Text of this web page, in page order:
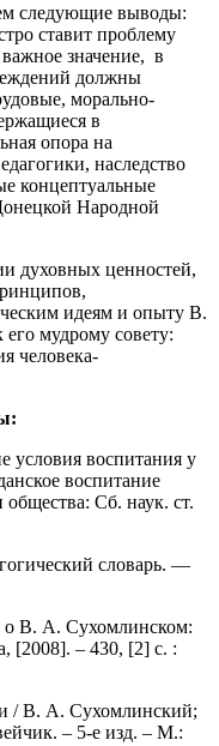
следующие выводы:
ставит проблему
значение, в
должны
морально-
в
опора на
наследство
концептуальные
Народной
духовных ценностей,
идеям и опыту В.
мудрому совету:
человека-
условия воспитания у
воспитание
Сб. наук. ст.
словарь. —
о В. А. Сухомлинском:
[2008]. – 430, [2] с. :
/ В. А. Сухомлинский;
– 5-е изд. – М.: